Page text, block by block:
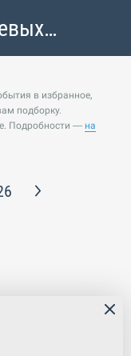
в избранное,
подборку.
Подробности — на